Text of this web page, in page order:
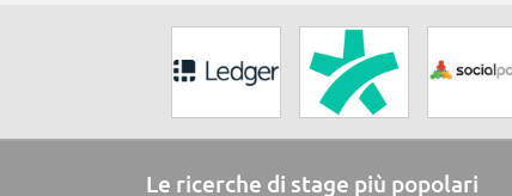
Le ricerche di stage più popolari